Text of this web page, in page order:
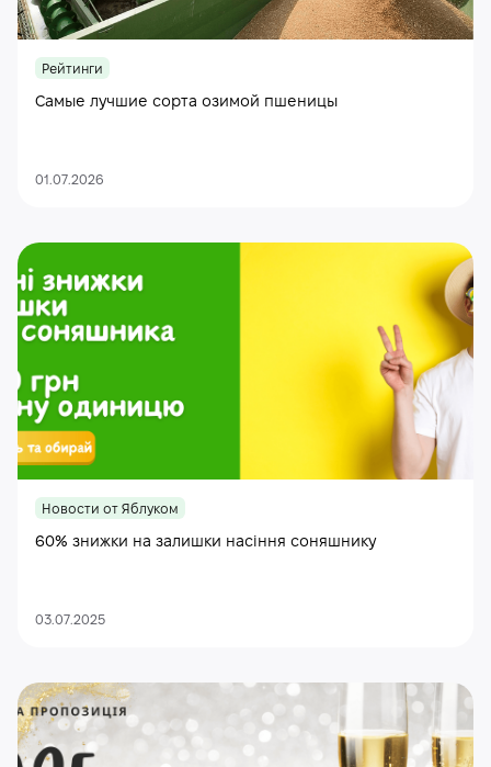
Рейтинги
Самые лучшие сорта озимой пшеницы
01.07.2026
Новости от Яблуком
60% знижки на залишки насіння соняшнику
03.07.2025